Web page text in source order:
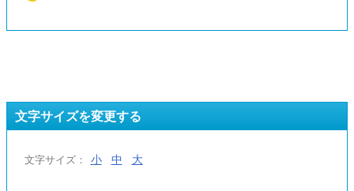
文字サイズを変更する
文字サイズ： 小 中 大